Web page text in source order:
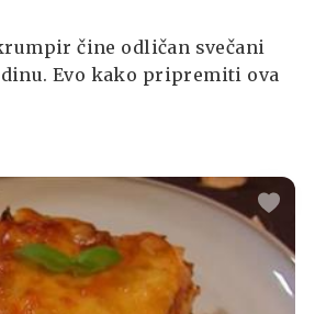
čine odličan svečani
Evo kako pripremiti ova